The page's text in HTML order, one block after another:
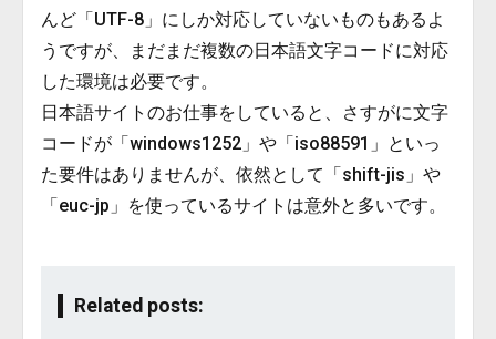
んど「UTF-8」にしか対応していないものもあるよ
うですが、まだまだ複数の日本語文字コードに対応
した環境は必要です。
日本語サイトのお仕事をしていると、さすがに文字
コードが「windows1252」や「iso88591」といっ
た要件はありませんが、依然として「shift-jis」や
「euc-jp」を使っているサイトは意外と多いです。
Related posts: